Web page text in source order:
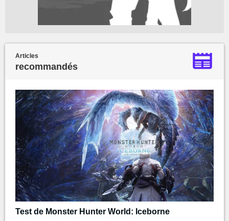
Articles
recommandés
Test de Monster Hunter World: Iceborne